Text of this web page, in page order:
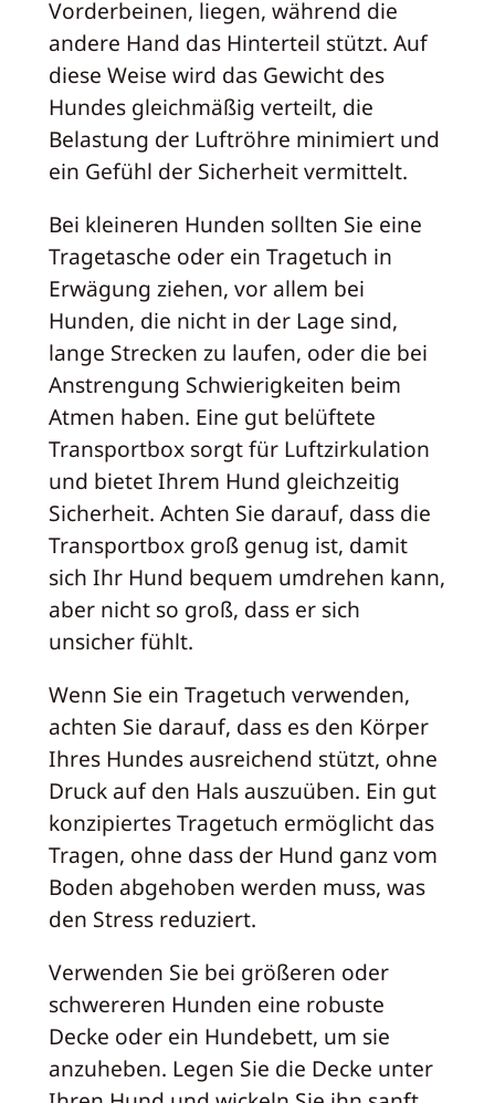
Vorderbeinen, liegen, während die
andere Hand das Hinterteil stützt. Auf
diese Weise wird das Gewicht des
Hundes gleichmäßig verteilt, die
Belastung der Luftröhre minimiert und
ein Gefühl der Sicherheit vermittelt.
Bei kleineren Hunden sollten Sie eine
Tragetasche oder ein Tragetuch in
Erwägung ziehen, vor allem bei
Hunden, die nicht in der Lage sind,
lange Strecken zu laufen, oder die bei
Anstrengung Schwierigkeiten beim
Atmen haben. Eine gut belüftete
Transportbox sorgt für Luftzirkulation
und bietet Ihrem Hund gleichzeitig
Sicherheit. Achten Sie darauf, dass die
Transportbox groß genug ist, damit
sich Ihr Hund bequem umdrehen kann,
aber nicht so groß, dass er sich
unsicher fühlt.
Wenn Sie ein Tragetuch verwenden,
achten Sie darauf, dass es den Körper
Ihres Hundes ausreichend stützt, ohne
Druck auf den Hals auszuüben. Ein gut
konzipiertes Tragetuch ermöglicht das
Tragen, ohne dass der Hund ganz vom
Boden abgehoben werden muss, was
den Stress reduziert.
Verwenden Sie bei größeren oder
schwereren Hunden eine robuste
Decke oder ein Hundebett, um sie
anzuheben. Legen Sie die Decke unter